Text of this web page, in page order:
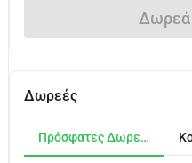
Δωρεά
Δωρεές
Πρόσφατες Δωρεές